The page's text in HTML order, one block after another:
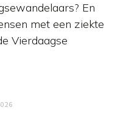
En
met een ziekte
Vierdaagse